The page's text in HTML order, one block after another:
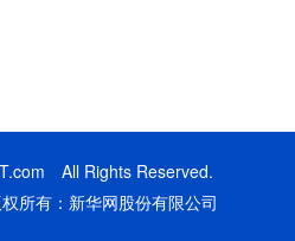
All Rights Reserved.
有：新华网股份有限公司